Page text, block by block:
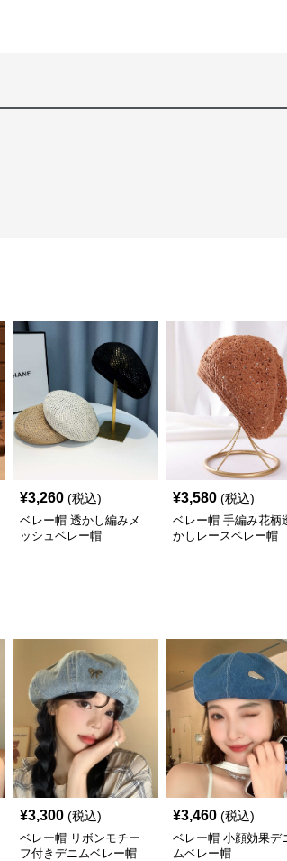
¥3,260 (税込)
ベレー帽 透かし編みメ
ッシュベレー帽
¥3,580 (税込)
ベレー帽 手編み花柄
かしレースベレー帽
¥3,300 (税込)
ベレー帽 リボンモチー
フ付きデニムベレー帽
¥3,460 (税込)
ベレー帽 小顔効果デ
ムベレー帽